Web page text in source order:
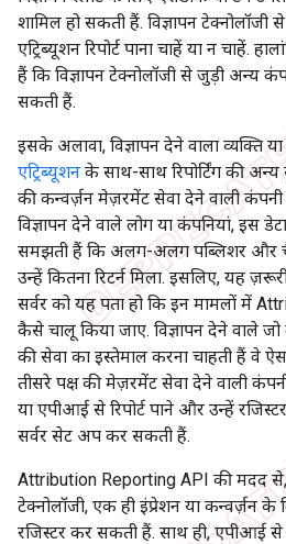
शामिल हो सकती हैं. विज्ञापन
एट्रिब्यूशन रिपोर्ट पाना चाहें या न चाहें.
हैं कि विज्ञापन टेक्नोलॉजी से जुड़ी अन्य
सकती हैं.
इसके अलावा, विज्ञापन देने वाला व्यक्ति
एट्रिब्यूशन के साथ-साथ रिपोर्टिंग की
की कन्वर्ज़न मेज़रमेंट सेवा देने वाली
विज्ञापन देने वाले लोग या कंपनियां, इस
समझती हैं कि अलग-अलग पब्लिशर और
उन्हें कितना रिटर्न मिला. इसलिए, यह
सर्वर को यह पता हो कि इन मामलों में
कैसे चालू किया जाए. विज्ञापन देने वाले जो
की सेवा का इस्तेमाल करना चाहती हैं वे
तीसरे पक्ष की मेज़रमेंट सेवा देने वाली
या एपीआई से रिपोर्ट पाने और उन्हें
सर्वर सेट अप कर सकती हैं.
Attribution Reporting API की मदद से,
टेक्नोलॉजी, एक ही इंप्रेशन या कन्वर्ज़न के
रजिस्टर कर सकती हैं. साथ ही, एपीआई